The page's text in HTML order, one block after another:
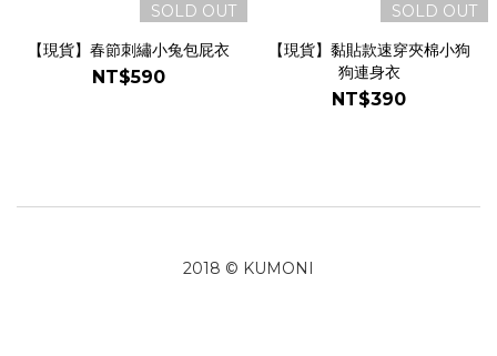
SOLD OUT
【現貨】春節刺繡小兔包屁衣
NT$590
SOLD OUT
【現貨】黏貼款速穿夾棉小狗
狗連身衣
NT$390
2018 © KUMONI